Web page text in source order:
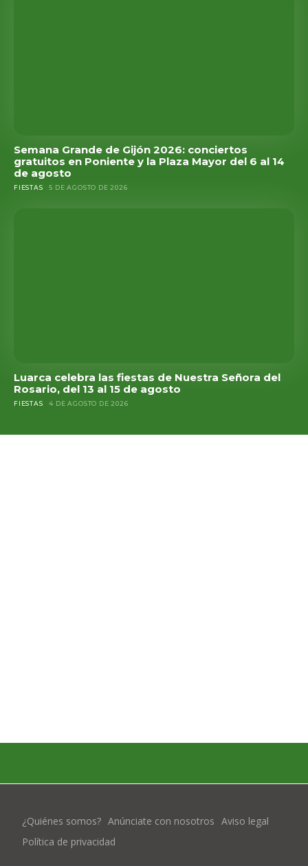
Semana Grande de Gijón 2026: conciertos
gratuitos en Poniente y la Plaza Mayor del 6 al 14
de agosto
FIESTAS 5 DE AGOSTO DE 2026
Luarca celebra las fiestas de Nuestra Señora del
Rosario, del 13 al 15 de agosto
FIESTAS 4 DE AGOSTO DE 2026
¿Quiénes somos? Anúnciate con nosotros Aviso legal
Política de privacidad